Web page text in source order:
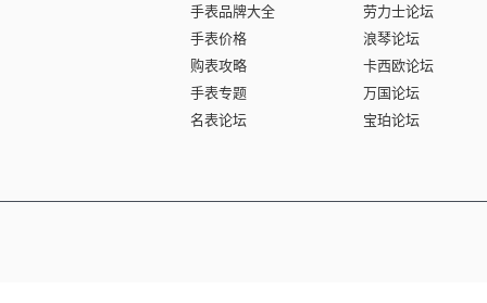
手表品牌大全
手表价格
购表攻略
手表专题
名表论坛
劳力士论坛
浪琴论坛
卡西欧论坛
万国论坛
宝珀论坛